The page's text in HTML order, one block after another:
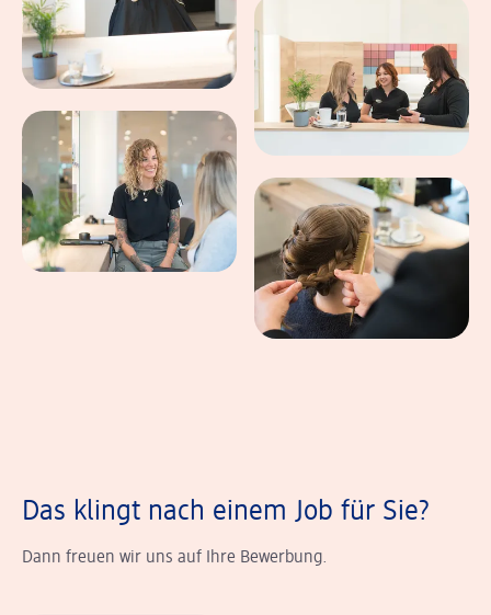
Das klingt nach einem Job für Sie?
Dann freuen wir uns auf Ihre Bewerbung.